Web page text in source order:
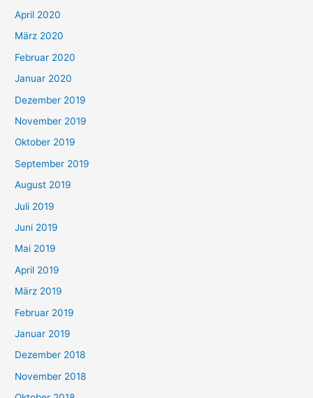
April 2020
März 2020
Februar 2020
Januar 2020
Dezember 2019
November 2019
Oktober 2019
September 2019
August 2019
Juli 2019
Juni 2019
Mai 2019
April 2019
März 2019
Februar 2019
Januar 2019
Dezember 2018
November 2018